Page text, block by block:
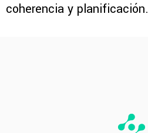
coherencia y planificación.